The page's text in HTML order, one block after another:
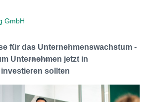
GmbH
für das Unternehmenswachstum -
Unternehmen jetzt in
sollten